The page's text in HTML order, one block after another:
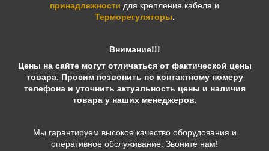
принадлежности для крепления кабеля и
Терморегуляторы.
Внимание!!!
Цены на сайте могут отличаться от фактической цены
товара. Просим позвонить по контактному номеру
телефона и уточнить актуальность цены и наличия
товара у наших менеджеров.
Мы гарантируем высокое качество оборудования и
оперативное обслуживание. Звоните нам!